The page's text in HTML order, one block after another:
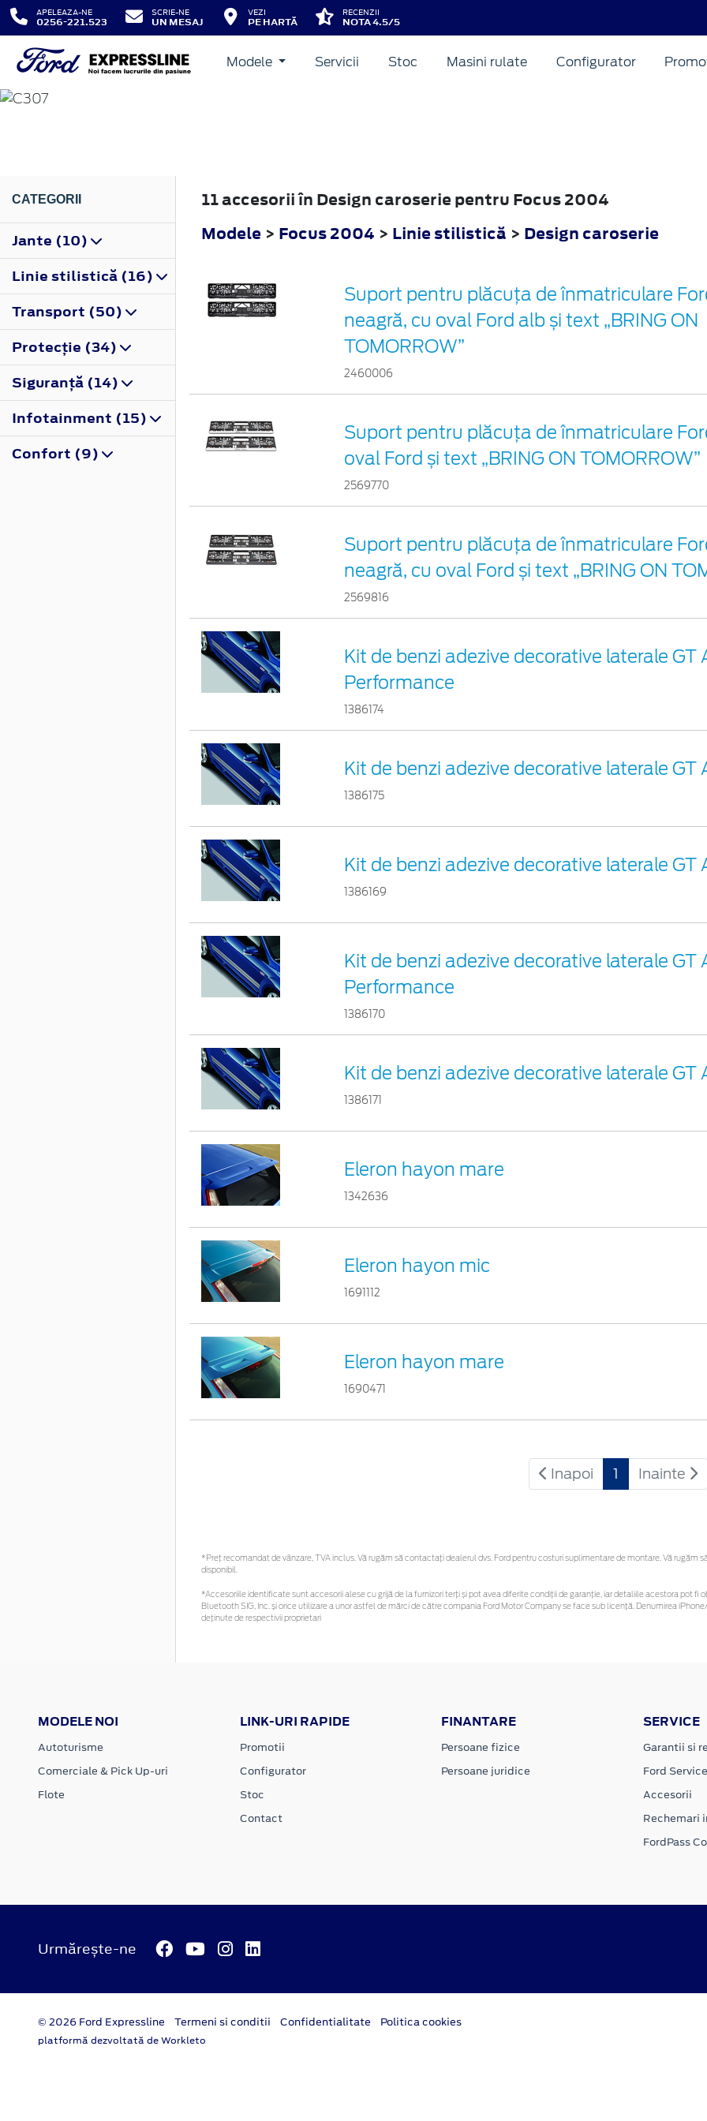
APELEAZA-NE
0256-221.523
SCRIE-NE
UN MESAJ
VEZI
PE HARTĂ
RECENZII
NOTA 4.5/5
Modele Servicii Stoc Masini rulate Configurator
FOCUS
CATEGORII
Jante (10)
Linie stilistică (16)
Transport (50)
Protecţie (34)
Siguranţă (14)
Infotainment (15)
Confort (9)
11 accesorii în Design caroserie pentru Focus 2004
Modele > Focus 2004 > Linie stilistică > Design caroserie
Suport pentru plăcuța de înmatriculare
neagră, cu oval Ford alb și text „BRING ON
TOMORROW”
2460006
Suport pentru plăcuța de înmatriculare
oval Ford și text „BRING ON TOMORROW”
2569770
Suport pentru plăcuța de înmatriculare
neagră, cu oval Ford și text „BRING ON
2569816
Kit de benzi adezive decorative laterale GT
Performance
1386174
Kit de benzi adezive decorative laterale GT
1386175
Kit de benzi adezive decorative laterale GT
1386169
Kit de benzi adezive decorative laterale GT
Performance
1386170
Kit de benzi adezive decorative laterale GT
1386171
Eleron hayon mare
1342636
Eleron hayon mic
1691112
Eleron hayon mare
1690471
Inapoi 1 Inainte
*Preţ recomandat de vânzare, TVA inclus. Vă rugăm să contactaţi dealerul dvs. Ford pentru costuri suplimentare de montare. Vă
disponibil.
*Accesoriile identificate sunt accesorii alese cu grijă de la furnizori terți și pot avea diferite condiții de garanție, iar detaliile acestora pot
Bluetooth SIG, Inc. și orice utilizare a unor astfel de mărci de către compania Ford Motor Company se face sub licență. Denumirea
deținute de respectivii proprietari
MODELE NOI
Autoturisme
Comerciale & Pick Up-uri
Flote
LINK-URI RAPIDE
Promotii
Configurator
Stoc
Contact
FINANTARE
Persoane fizice
Persoane juridice
SERVICE
Garantii si
Ford
Accesorii
Rechemari
FordPass
Urmărește-ne
© 2026 Ford Expressline Termeni si conditii Confidentialitate Politica cookies
platformă dezvoltată de Workleto